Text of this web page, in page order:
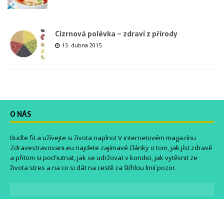
Cizrnová polévka – zdraví z přírody
13. dubna 2015
O NÁS
Buďte fit a užívejte si života naplno! V internetovém magazínu
Zdravestravovani.eu najdete zajímavé články o tom, jak jíst zdravě
a přitom si pochutnat, jak se udržovat v kondici, jak vytěsnit ze
života stres a na co si dát na cestě za štíhlou linií pozor.